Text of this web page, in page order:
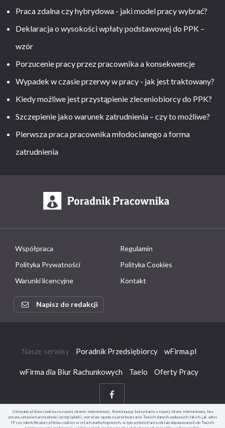
Praca zdalna czy hybrydowa - jaki model pracy wybrać?
Deklaracja o wysokości wpłaty podstawowej do PPK –
wzór
Porzucenie pracy przez pracownika a konsekwencje
Wypadek w czasie przerwy w pracy - jak jest traktowany?
Kiedy możliwe jest przystąpienie zleceniobiorcy do PPK?
Szczepienie jako warunek zatrudnienia – czy to możliwe?
Pierwsza praca pracownika młodocianego a forma
zatrudnienia
Współpraca
Regulamin
Polityka Prywatności
Polityka Cookies
Warunki licencyjne
Kontakt
Napisz do redakcji
Nasze serwisy Poradnik Przedsiębiorcy wFirma.pl
wFirma dla Biur Rachunkowych Taelo Oferty Pracy
Używamy plików cookies na naszej stronie internetowej. Kontynuując korzystanie z naszej strony internetowej, bez
zmiany ustawień prywatności przeglądarki, wyrażasz zgodę na przetwarzanie Twoich danych osobowych takich jak adres
IP czy identyfikatory plików cookies w celach marketingowych, w tym wyświetlania reklam dopasowanych do Twoich